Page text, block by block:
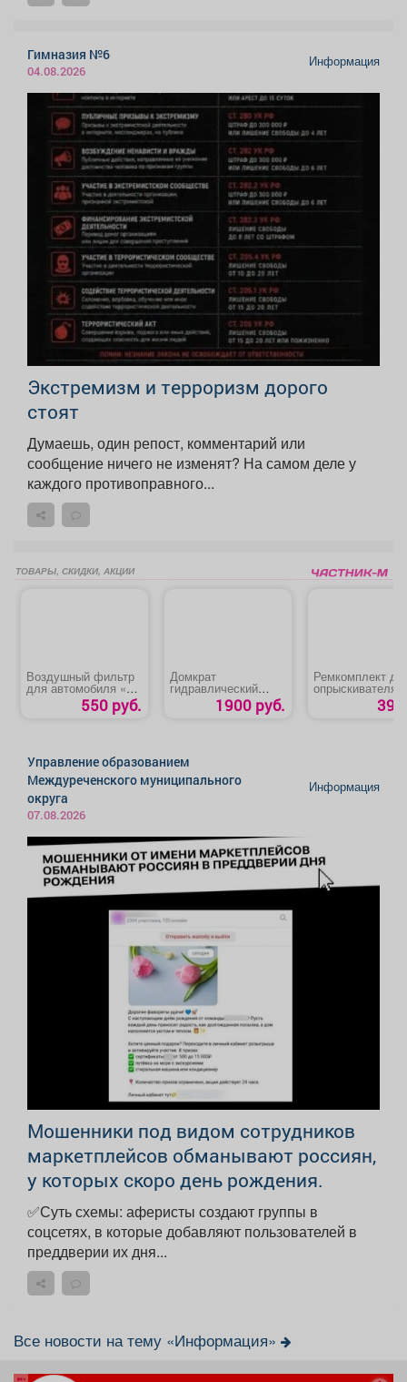
Гимназия №6
04.08.2026
Информация
Экстремизм и терроризм дорого
стоят
Думаешь, один репост, комментарий или
сообщение ничего не изменят? На самом деле у
каждого противоправного...
ТОВАРЫ, СКИДКИ, АКЦИИ
Воздушный фильтр
для автомобиля «Kia
Sorento» 550 руб.
Домкрат
гидравлический
бутылочный «Startul
Auto 8019-04»1900 руб.
Ремкомплект
опрыскивателя
«ОП-220 №4»
39
Управление образованием
Междуреченского муниципального
округа
07.08.2026
Информация
Мошенники под видом сотрудников
маркетплейсов обманывают россиян,
у которых скоро день рождения.
✅Суть схемы: аферисты создают группы в
соцсетях, в которые добавляют пользователей в
преддверии их дня...
Все новости на тему «Информация»